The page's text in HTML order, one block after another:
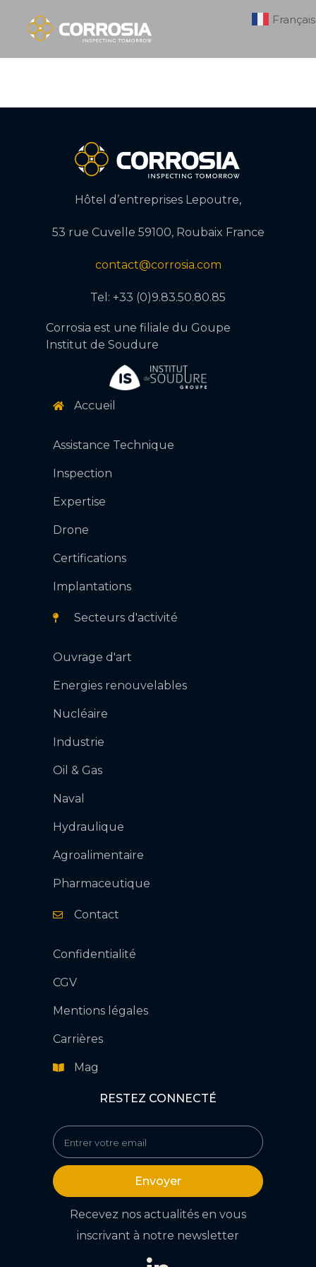
Hôtel d’entreprises Lepoutre,
53 rue Cuvelle 59100, Roubaix France
contact@corrosia.com
Tel: +33 (0)9.83.50.80.85
Corrosia est une filiale du Goupe
Institut de Soudure
Accueil
Assistance Technique
Inspection
Expertise
Drone
Certifications
Implantations
Secteurs d'activité
Ouvrage d'art
Energies renouvelables
Nucléaire
Industrie
Oil & Gas
Naval
Hydraulique
Agroalimentaire
Pharmaceutique
Contact
Confidentialité
CGV
Mentions légales
Carrières
Mag
RESTEZ CONNECTÉ
Envoyer
Recevez nos actualités en vous
inscrivant à notre newsletter
Français